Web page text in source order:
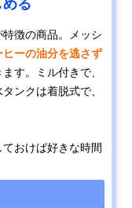
る
徴の商品。メッシ
ヒーの油分を逃さず
す。ミル付きで、
ンクは着脱式で、
おけば好きな時間